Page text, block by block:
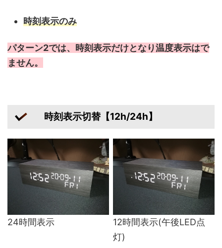
時刻表示のみ
パターン2では、時刻表示だけとなり温度表示はで
ません。
時刻表示切替【12h/24h】
24時間表示
12時間表示(午後LED点
灯)